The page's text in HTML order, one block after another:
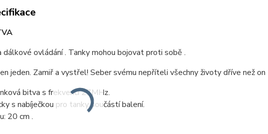
dálkové ovládání . Tanky mohou bojovat proti sobě .
jeden. Zamiř a vystřel! Seber svému nepříteli všechny životy dříve než
bitva s frekvencí 27MHz.
s nabíječkou pro tanky součástí balení.
20 cm .